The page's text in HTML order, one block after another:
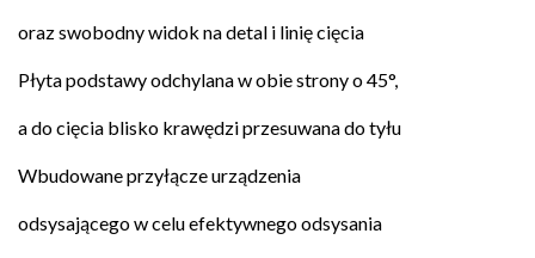
oraz swobodny widok na detal i linię cięcia
Płyta podstawy odchylana w obie strony o 45°,
a do cięcia blisko krawędzi przesuwana do tyłu
Wbudowane przyłącze urządzenia
odsysającego w celu efektywnego odsysania